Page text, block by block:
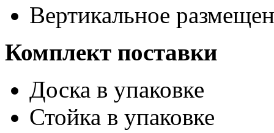
Вертикальное
Комплект поставки
Доска в упаковке
Стойка в упаковке